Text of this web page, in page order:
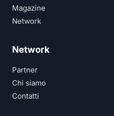
Magazine
Network
Network
Partner
Chi siamo
Contatti